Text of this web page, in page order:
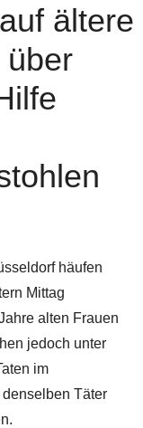
ältere
über
häufen
Mittag
alten Frauen
jedoch unter
im
Täter